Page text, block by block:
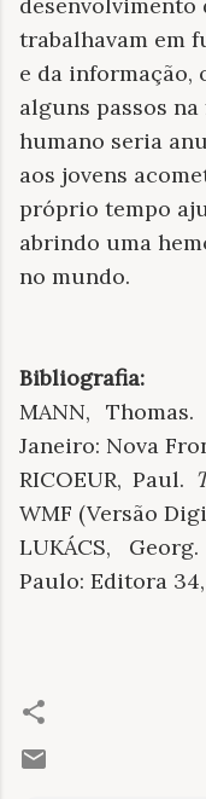
trabalhavam em
e da informação,
alguns passos
humano seria
aos jovens
próprio tempo
abrindo uma
no mundo.
Bibliografia:
MANN,
Janeiro: Nova
RICOEUR, Paul.
WMF (Versão
LUKÁCS,
Paulo: Editora